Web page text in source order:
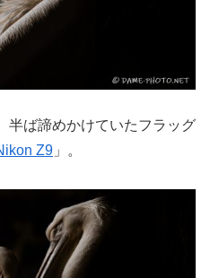
半ば諦めかけていたフラッグ
Z9 」。